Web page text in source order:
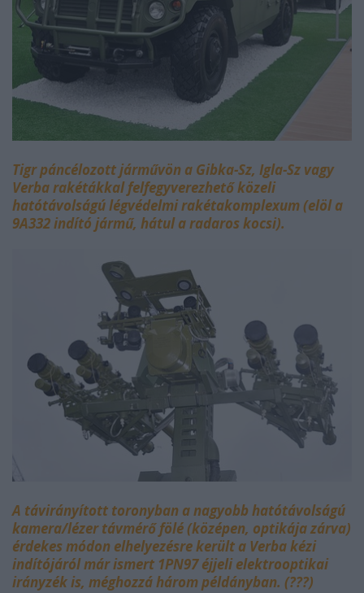
Tigr páncélozott járművön a Gibka-Sz, Igla-Sz vagy
Verba rakétákkal felfegyverezhető közeli
hatótávolságú légvédelmi rakétakomplexum (elöl a
9A332 indító jármű, hátul a radaros kocsi).
A távirányított toronyban a nagyobb hatótávolságú
kamera/lézer távmérő fölé (középen, optikája zárva)
érdekes módon elhelyezésre került a Verba kézi
indítójáról már ismert 1PN97 éjjeli elektrooptikai
irányzék is, méghozzá három példányban. (???)